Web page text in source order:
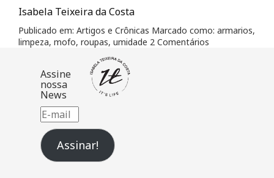
Isabela Teixeira da Costa
Publicado em: Artigos e Crônicas Marcado como: armarios,
limpeza, mofo, roupas, umidade 2 Comentários
Assine
nossa
News
E-
mail
Assinar!